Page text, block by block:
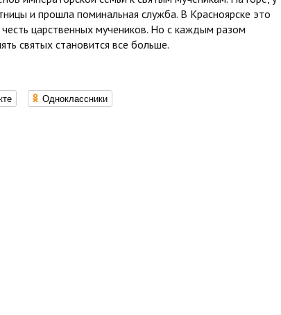
и прошла поминальная служба. В Красноярске это
царственных мучеников. Но с каждым разом
святых становится все больше.
Одноклассники